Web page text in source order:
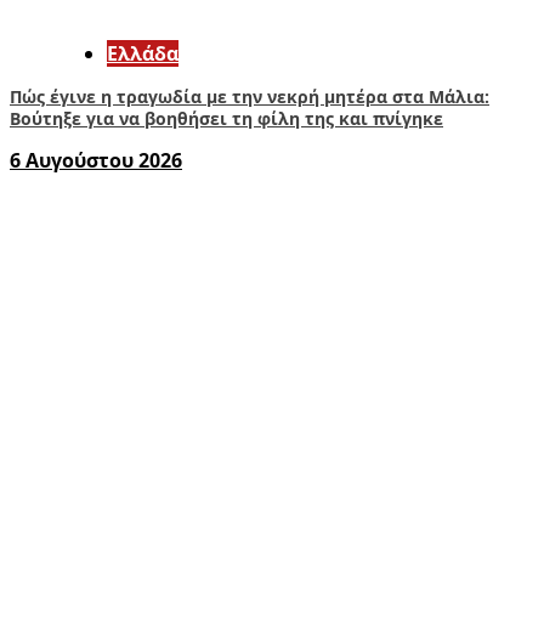
Ελλάδα
Πώς έγινε η τραγωδία με την νεκρή μητέρα στα Μάλια:
Βούτηξε για να βοηθήσει τη φίλη της και πνίγηκε
6 Αυγούστου 2026